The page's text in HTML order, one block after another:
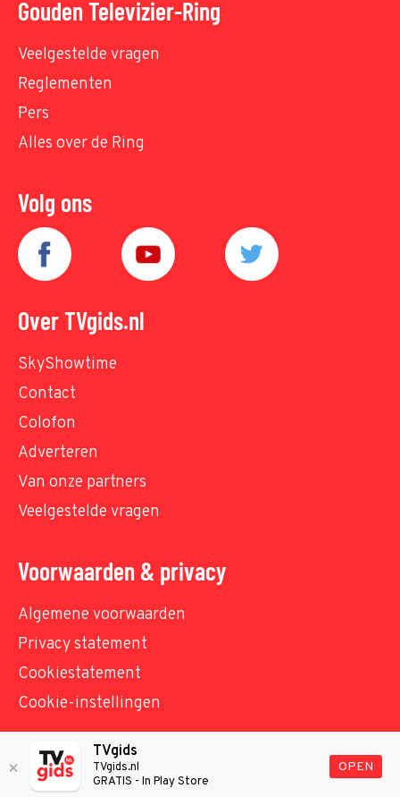
Gouden Televizier-Ring
Veelgestelde vragen
Reglementen
Pers
Alles over de Ring
Volg ons
Over TVgids.nl
SkyShowtime
Contact
Colofon
Adverteren
Van onze partners
Veelgestelde vragen
Voorwaarden & privacy
Algemene voorwaarden
Privacy statement
Cookiestatement
Cookie-instellingen
© TVgids.nl 2026 - All rights reserved. No text and
datamining.
TVgids
TVgids.nl
GRATIS - In Play Store
OPEN